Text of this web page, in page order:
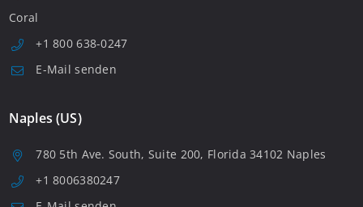
Coral
+1 800 638-0247
E-Mail senden
Naples (US)
780 5th Ave. South, Suite 200, Florida 34102 Naples
+1 8006380247